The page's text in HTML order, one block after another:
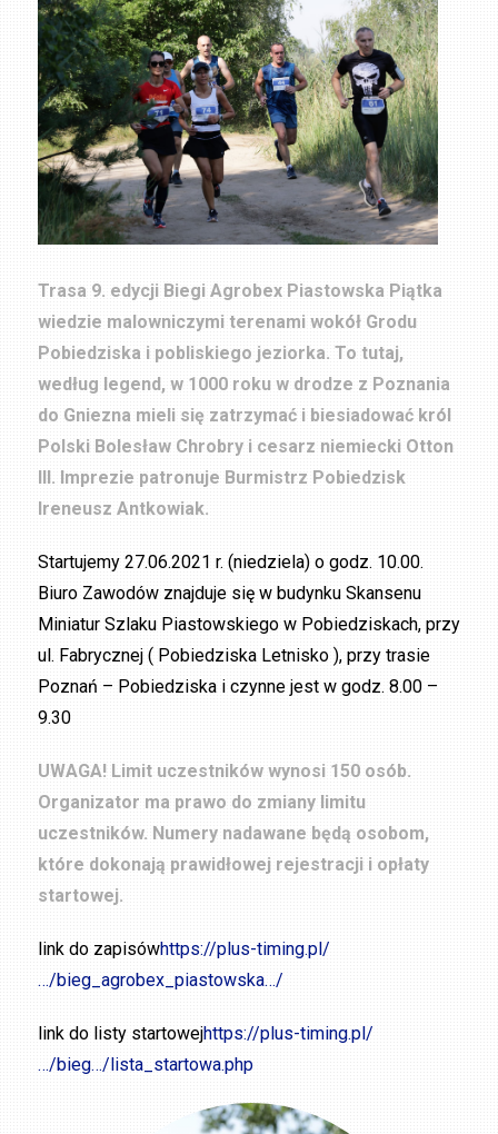
Trasa 9. edycji Biegi Agrobex Piastowska Piątka
wiedzie malowniczymi terenami wokół Grodu
Pobiedziska i pobliskiego jeziorka. To tutaj,
według legend, w 1000 roku w drodze z Poznania
do Gniezna mieli się zatrzymać i biesiadować król
Polski Bolesław Chrobry i cesarz niemiecki Otton
III. Imprezie patronuje Burmistrz Pobiedzisk
Ireneusz Antkowiak.
Startujemy 27.06.2021 r. (niedziela) o godz. 10.00.
Biuro Zawodów znajduje się w budynku Skansenu
Miniatur Szlaku Piastowskiego w Pobiedziskach, przy
ul. Fabrycznej ( Pobiedziska Letnisko ), przy trasie
Poznań – Pobiedziska i czynne jest w godz. 8.00 –
9.30
UWAGA! Limit uczestników wynosi 150 osób.
Organizator ma prawo do zmiany limitu
uczestników. Numery nadawane będą osobom,
które dokonają prawidłowej rejestracji i opłaty
startowej.
link do zapisówhttps://plus-timing.pl/
…/bieg_agrobex_piastowska…/
link do listy startowejhttps://plus-timing.pl/
…/bieg…/lista_startowa.php